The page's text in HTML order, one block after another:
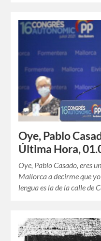
Oye, Pablo
Última Hora,
Oye, Pablo Casado, eres
Mallorca a decirme que
lengua es la de la calle de